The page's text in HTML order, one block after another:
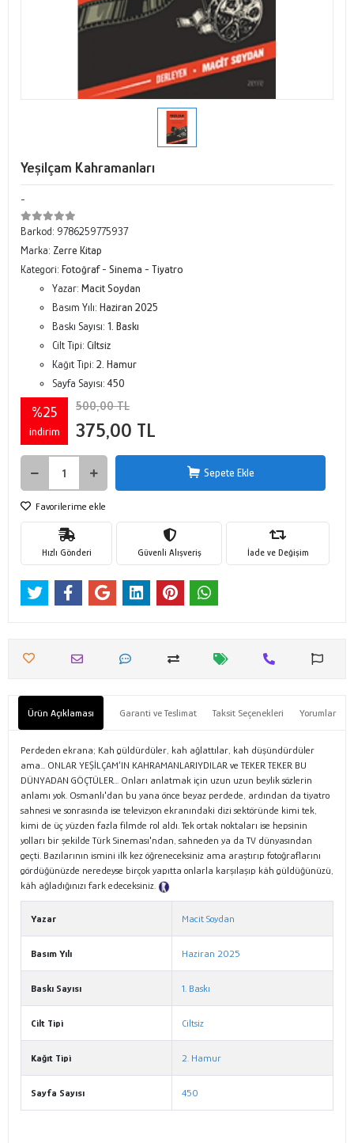
Yeşilçam Kahramanları
-
Barkod: 9786259775937
Marka: Zerre Kitap
Kategori: Fotoğraf - Sinema - Tiyatro
Yazar: Macit Soydan
Basım Yılı: Haziran 2025
Baskı Sayısı: 1. Baskı
Cilt Tipi: Ciltsiz
Kağıt Tipi: 2. Hamur
Sayfa Sayısı:450
%25
indirim
500,00 TL
375,00 TL
Sepete Ekle
Favorilerime ekle
Hızlı Gönderi Güvenli Alışveriş İade ve Değişim
Ürün Açıklaması Garanti ve Teslimat Taksit Seçenekleri Yorumlar
Perdeden ekrana; Kah güldürdüler, kah ağlattılar, kah düşündürdüler
ama... ONLAR YEŞİLÇAM’IN KAHRAMANLARIYDILAR ve TEKER TEKER BU
DÜNYADAN GÖÇTÜLER... Onları anlatmak için uzun uzun beylik sözlerin
anlamı yok. Osmanlı'dan bu yana önce beyaz perdede, ardından da tiyatro
sahnesi ve sonrasında ise televizyon ekranındaki dizi sektöründe kimi tek,
kimi de üç yüzden fazla filmde rol aldı. Tek ortak noktaları ise hepsinin
yolları bir şekilde Türk Sineması'ndan, sahneden ya da TV dünyasından
geçti. Bazılarının ismini ilk kez öğreneceksiniz ama araştırıp fotoğraflarını
gördüğünüzde neredeyse birçok yapıtta onlarla karşılaşıp kâh güldüğünüzü,
kâh ağladığınızı fark edeceksiniz.
Yazar Macit Soydan
Basım Yılı Haziran 2025
Baskı Sayısı 1. Baskı
Cilt Tipi Ciltsiz
Kağıt Tipi 2. Hamur
Sayfa Sayısı 450